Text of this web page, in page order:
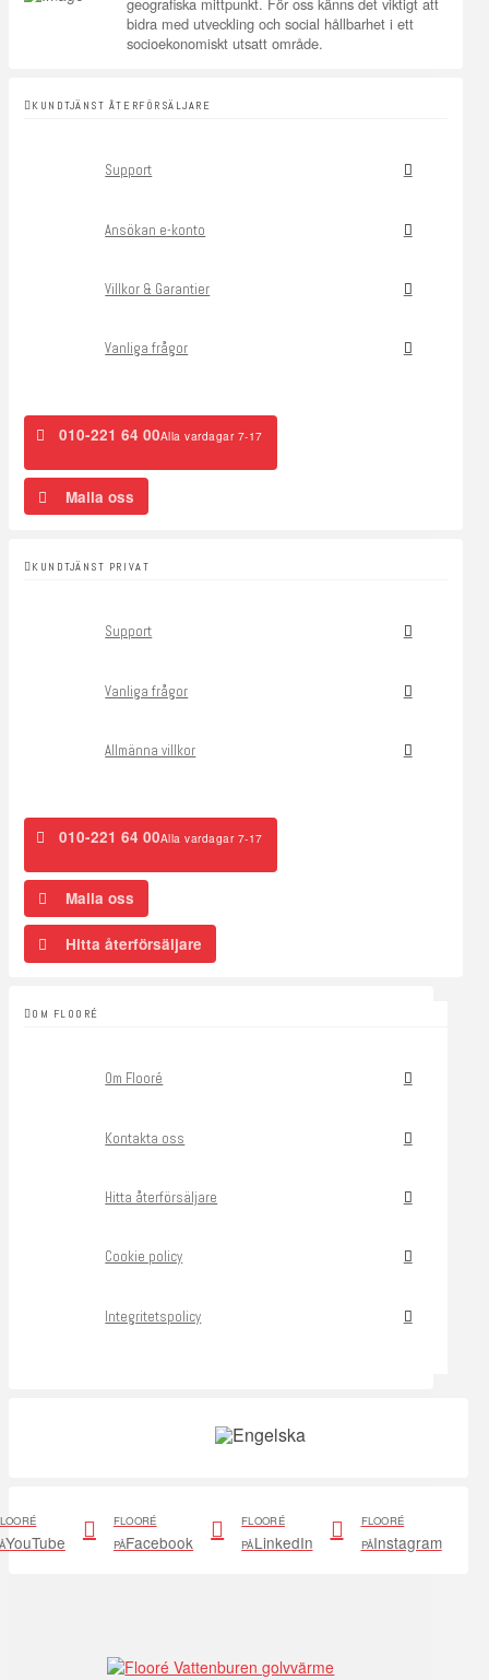
geografiska mittpunkt. För oss känns det viktigt att
bidra med utveckling och social hållbarhet i ett
socioekonomiskt utsatt område.
KUNDTJÄNST ÅTERFÖRSÄLJARE
Support
Ansökan e-konto
Villkor & Garantier
Vanliga frågor
010-221 64 00Alla vardagar 7-17
Maila oss
KUNDTJÄNST PRIVAT
Support
Vanliga frågor
Allmänna villkor
010-221 64 00Alla vardagar 7-17
Maila oss
Hitta återförsäljare
OM FLOORÉ
Om Flooré
Kontakta oss
Hitta återförsäljare
Cookie policy
Integritetspolicy
YouTube
FLOORÉ
PÅFacebook
FLOORÉ
PÅLinkedIn
FLOORÉ
PÅInstagram